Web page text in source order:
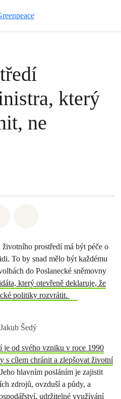
který
ne
prostředí má být péče o
To by snad mělo být každému
do Poslanecké sněmovny
který otevřeně deklaruje, že
politiky rozvrátit.
Šedý
od svého vzniku v roce 1990
s cílem chránit a zlepšovat životní
Jeho hlavním posláním je zajistit
zdrojů, ovzduší a půdy, a
udržitelné využívání